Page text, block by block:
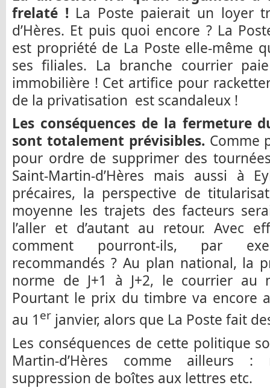
frelaté !La Poste paierait un loyer
d’Hères. Et puis quoi encore ? La
est propriété de La Poste elle-même
ses filiales. La branche courrier
immobilière ! Cet artifice pour
de la privatisation est scandaleux !
Les conséquences de la fermeture
sont totalement prévisibles. Comme
pour ordre de supprimer des
Saint-Martin-d’Hères mais aussi à
précaires, la perspective de
moyenne les trajets des facteurs
l’aller et d’autant au retour. Avec
comment pourront-ils, par
recommandés ? Au plan national, la
norme de J+1 à J+2, le courrier au
Pourtant le prix du timbre va encore
au 1 er janvier, alors que La Poste fait
Les conséquences de cette politique
Martin-d’Hères comme ailleurs
suppression de boîtes aux lettres etc.